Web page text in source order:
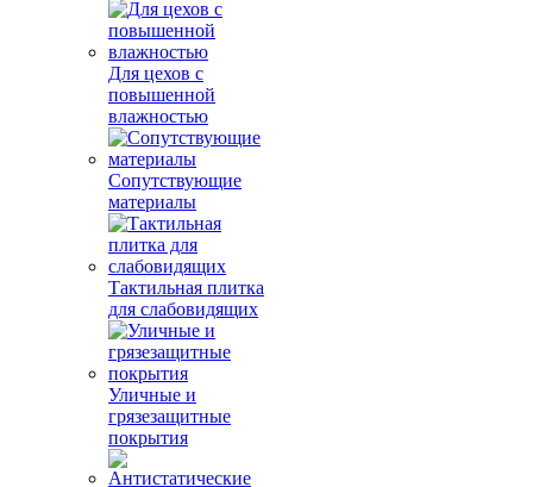
Для цехов с
повышенной
влажностью
Сопутствующие
материалы
Тактильная плитка
для слабовидящих
Уличные и
грязезащитные
покрытия